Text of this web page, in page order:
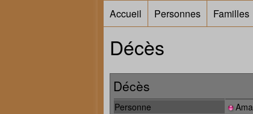
Accueil Personnes Familles
Décès
Décès
Personne